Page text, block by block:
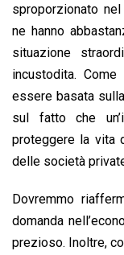
sproporzionato
ne hanno
situazione
incustodita. Come
essere basata
sul fatto che
proteggere la vita
delle società
Dovremmo
domanda
prezioso. Inoltre,